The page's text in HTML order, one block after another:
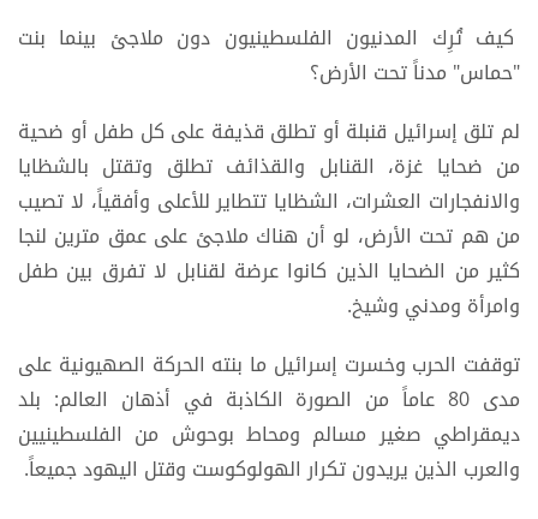
كيف تُرِك المدنيون الفلسطينيون دون ملاجئ بينما بنت
"حماس" مدناً تحت الأرض؟
لم تلق إسرائيل قنبلة أو تطلق قذيفة على كل طفل أو ضحية
من ضحايا غزة، القنابل والقذائف تطلق وتقتل بالشظايا
والانفجارات العشرات، الشظايا تتطاير للأعلى وأفقياً، لا تصيب
من هم تحت الأرض، لو أن هناك ملاجئ على عمق مترين لنجا
كثير من الضحايا الذين كانوا عرضة لقنابل لا تفرق بين طفل
وامرأة ومدني وشيخ.
توقفت الحرب وخسرت إسرائيل ما بنته الحركة الصهيونية على
مدى 80 عاماً من الصورة الكاذبة في أذهان العالم: بلد
ديمقراطي صغير مسالم ومحاط بوحوش من الفلسطينيين
والعرب الذين يريدون تكرار الهولوكوست وقتل اليهود جميعاً.